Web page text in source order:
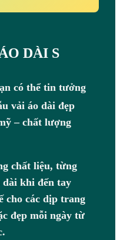
DÀI S
có thể tin tưởng
vải áo dài đẹp
– chất lượng
chất liệu, từng
dài khi đến tay
cho các dịp trang
đẹp mỗi ngày từ